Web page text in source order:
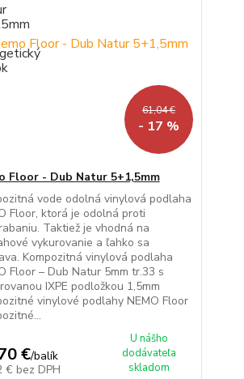
61,04 €
- 17 %
Floor - Dub Natur 5+1,5mm
vode odolná vinylová podlaha
Floor, ktorá je odolná proti
Taktiež je vhodná na
vykurovanie a ľahko sa
Kompozitná vinylová podlaha
Floor – Dub Natur 5mm tr.33 s
IXPE podložkou 1,5mm
vinylové podlahy NEMO Floor
€/balík
€ bez DPH
U nášho
dodávateľa
skladom